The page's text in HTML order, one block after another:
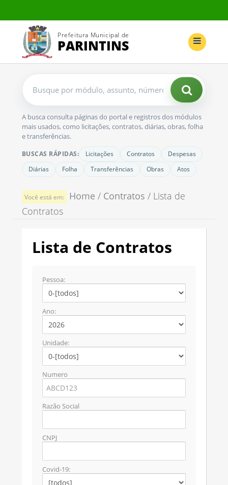
Prefeitura Municipal de
PARINTINS
Buscar
no
A busca consulta páginas do portal e registros dos módulos
mais usados, como licitações, contratos, diárias, obras, folha
e transferências.
BUSCAS RÁPIDAS: Licitações Contratos
Despesas
Diárias
Folha Transferências Obras Atos
Você está em: Home / Contratos / Lista de
Contratos
Lista de Contratos
Pessoa:
Ano:
Unidade:
Numero
Razão Social
CNPJ
Covid-19: